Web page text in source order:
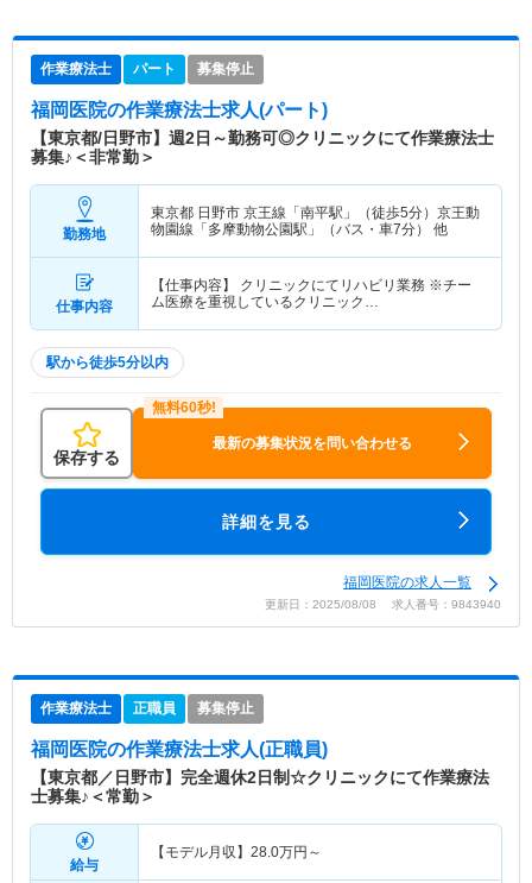
作業療法士 パート 募集停止
福岡医院の作業療法士求人(パート)
【東京都/日野市】週2日～勤務可◎クリニックにて作業療法士
募集♪＜非常勤＞
勤務地
東京都 日野市 京王線「南平駅」（徒歩5分）京王動
物園線「多摩動物公園駅」（バス・車7分） 他
仕事内容
【仕事内容】 クリニックにてリハビリ業務 ※チー
ム医療を重視しているクリニック…
駅から徒歩5分以内
保存する
最新の募集状況を問い合わせる
詳細を見る
福岡医院の求人一覧
更新日：2025/08/08 求人番号：9843940
作業療法士 正職員 募集停止
福岡医院の作業療法士求人(正職員)
【東京都／日野市】完全週休2日制☆クリニックにて作業療法
士募集♪＜常勤＞
給与
【モデル月収】 28.0万円～